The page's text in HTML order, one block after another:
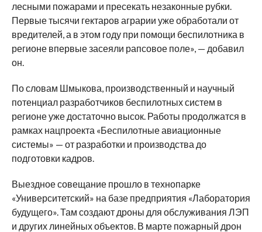
лесными пожарами и пресекать незаконные рубки.
Первые тысячи гектаров аграрии уже обработали от
вредителей, а в этом году при помощи беспилотника в
регионе впервые засеяли рапсовое поле», — добавил
он.
По словам Шмыкова, производственный и научный
потенциал разработчиков беспилотных систем в
регионе уже достаточно высок. Работы продолжатся в
рамках нацпроекта «Беспилотные авиационные
системы» — от разработки и производства до
подготовки кадров.
Выездное совещание прошло в технопарке
«Университетский» на базе предприятия «Лаборатория
будущего». Там создают дроны для обслуживания ЛЭП
и других линейных объектов. В марте пожарный дрон